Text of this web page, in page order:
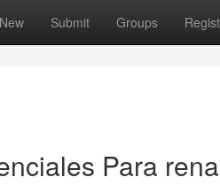
New Submit Groups
Para